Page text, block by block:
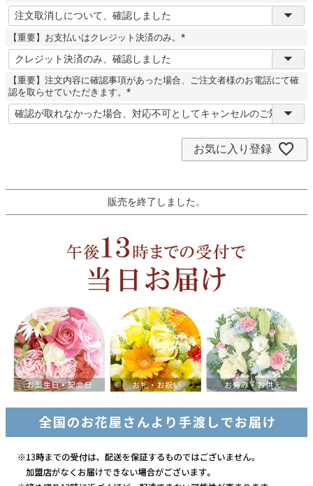
(
必
須
)
【重要】お支払いはクレジット決済のみ。
(
須
)
【重要】注文内容に確認事項があった場合、ご注文者様のお電話にて確
認を取らせていただきます。
(
必
須
お気に入り登録
販売を終了しました。